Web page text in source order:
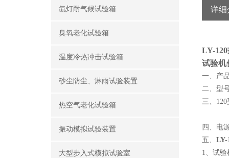
氙灯耐气候试验箱
臭氧老化试验箱
温度冷热冲击试验箱
砂尘防尘、淋雨试验装置
热空气老化试验箱
振动模拟试验装置
大型步入式模拟试验室
详细
LY-
试验机
一、产
二、型
三、
四、电
五、 LY-
1、试